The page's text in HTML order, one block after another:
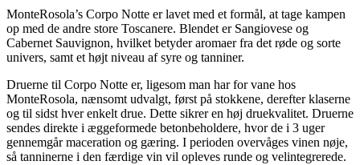
MonteRosola’s Corpo Notte er lavet med et formål, at tage kampen
op med de andre store Toscanere. Blendet er Sangiovese og
Cabernet Sauvignon, hvilket betyder aromaer fra det røde og sorte
univers, samt et højt niveau af syre og tanniner.
Druerne til Corpo Notte er, ligesom man har for vane hos
MonteRosola, nænsomt udvalgt, først på stokkene, derefter klaserne
og til sidst hver enkelt drue. Dette sikrer en høj druekvalitet. Druerne
sendes direkte i æggeformede betonbeholdere, hvor de i 3 uger
gennemgår maceration og gæring. I perioden overvåges vinen nøje,
så tanninerne i den færdige vin vil opleves runde og velintegrerede.